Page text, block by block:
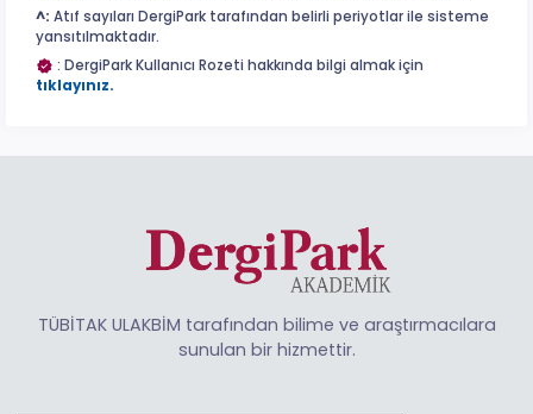
^: Atıf sayıları DergiPark tarafından belirli periyotlar ile sisteme
yansıtılmaktadır.
: DergiPark Kullanıcı Rozeti hakkında bilgi almak için
tıklayınız.
TÜBİTAK ULAKBİM tarafından bilime ve araştırmacılara
sunulan bir hizmettir.